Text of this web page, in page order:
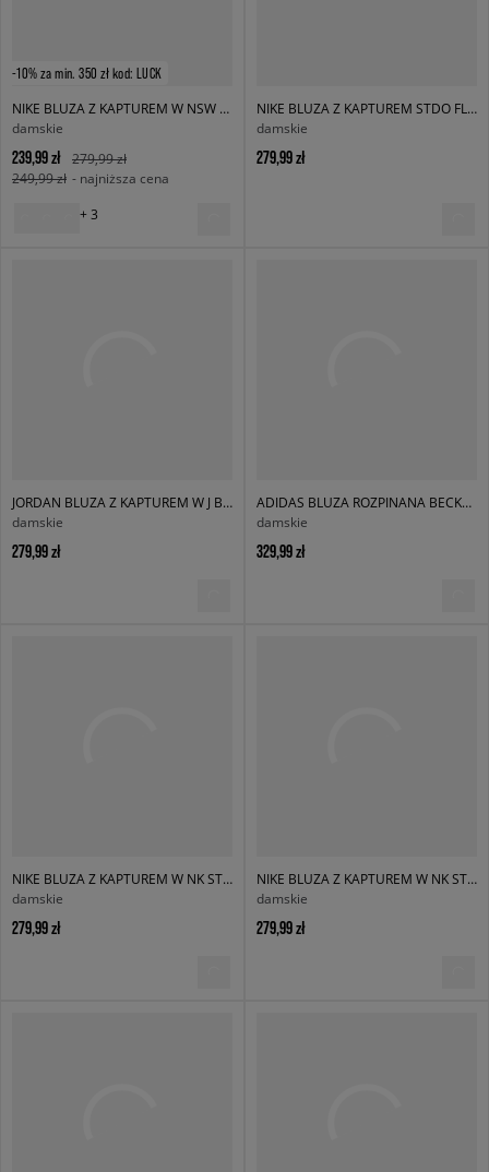
-10% za min. 350 zł kod: LUCK
NIKE BLUZA Z KAPTUREM W NSW PHNX FLC OS
damskie
239,99 zł
279,99 zł
249,99 zł - najniższa cena
+ 3
NIKE BLUZA Z KAPTUREM STDO FLC MW OS PO HDY
damskie
279,99 zł
JORDAN BLUZA Z KAPTUREM W J BRK FLC PO BB
damskie
279,99 zł
ADIDAS BLUZA ROZPINANA BECKENBAUER TRACK TOP
damskie
329,99 zł
NIKE BLUZA Z KAPTUREM W NK STDO FLC OS PO HDY
damskie
279,99 zł
NIKE BLUZA Z KAPTUREM W NK STDO FLC MW OS PO HDY
damskie
279,99 zł